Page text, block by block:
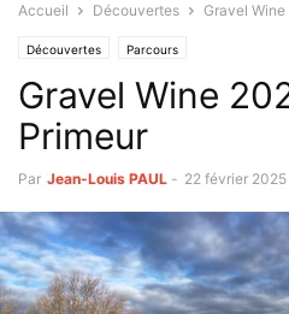
Accueil Découvertes Gravel
Découvertes Parcours
Gravel Wine
Primeur
Par Jean-Louis PAUL - 22 février 2025